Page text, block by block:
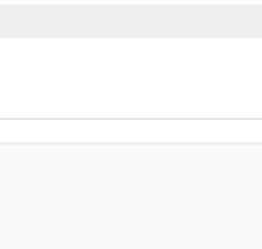
sağlıklı adımlarla geleceğe yürümek